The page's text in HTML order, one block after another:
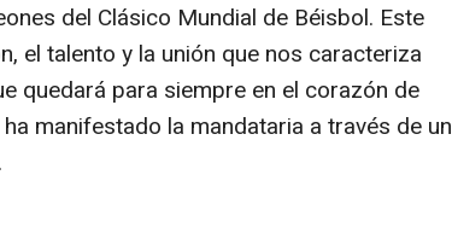
del Clásico Mundial de Béisbol. Este
el talento y la unión que nos caracteriza
quedará para siempre en el corazón de
manifestado la mandataria a través de un